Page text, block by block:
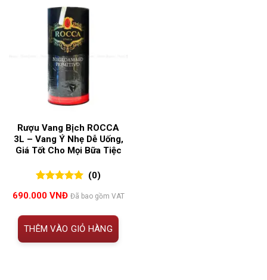
Rượu Vang Bịch ROCCA
3L – Vang Ý Nhẹ Dễ Uống,
Giá Tốt Cho Mọi Bữa Tiệc
đánh giá
(0)
690.000 VNĐ Đã bao gồm VAT
THÊM VÀO GIỎ HÀNG